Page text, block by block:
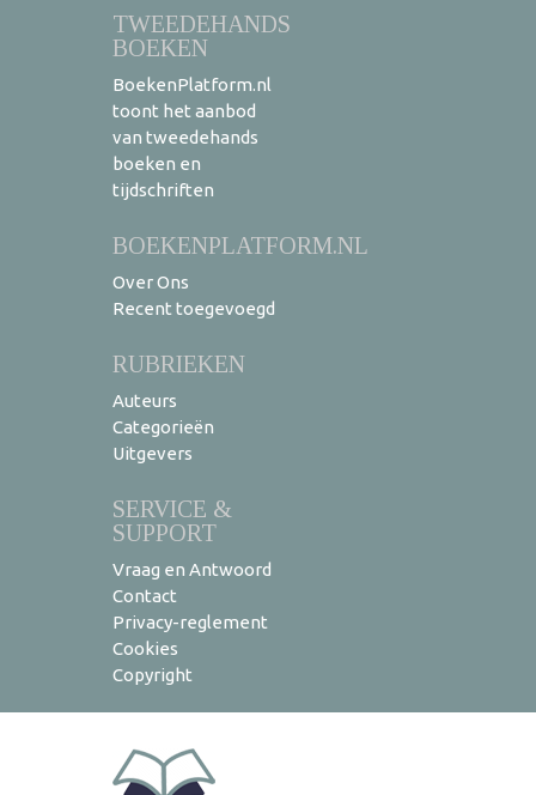
TWEEDEHANDS
BOEKEN
BoekenPlatform.nl
toont het aanbod
van tweedehands
boeken en
tijdschriften
BOEKENPLATFORM.NL
Over Ons
Recent toegevoegd
RUBRIEKEN
Auteurs
Categorieën
Uitgevers
SERVICE &
SUPPORT
Vraag en Antwoord
Contact
Privacy-reglement
Cookies
Copyright